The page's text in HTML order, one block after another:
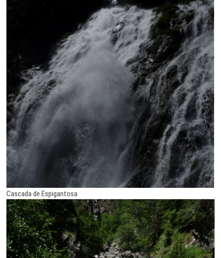
Cascada de Espigantosa